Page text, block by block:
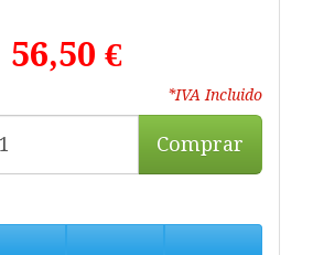
56,50 €
*IVA Incluido
Comprar